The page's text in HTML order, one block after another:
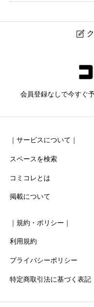

ニックネーム 任意
清潔感
お得感
星の数をお選びください
利用時の分かりやすさ
会員登録なしで今すぐ
｜サービスについて｜
スペースを検索
コミコレとは
掲載について
｜規約・ポリシー｜
利用規約
プライバシーポリシー
特定商取引法に基づく表記